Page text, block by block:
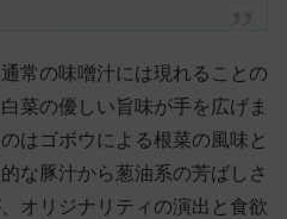
常の味噌汁には現れることの
菜の優しい旨味が手を広げま
はゴボウによる根菜の風味と
な豚汁から葱油系の芳ばしさ
オリジナリティの演出と食欲